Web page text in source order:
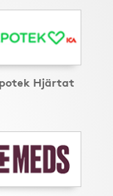
Hjärtat